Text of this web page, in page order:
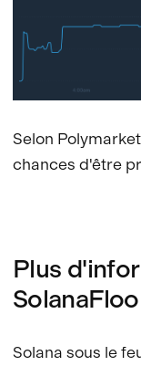
Selon
chances d'être
Plus
Solana sous le